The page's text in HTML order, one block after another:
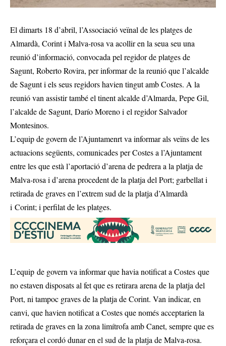
El dimarts 18 d’abril, l’Associació veïnal de les platges de
Almardà, Corint i Malva-rosa va acollir en la seua seu una
reunió d’informació, convocada pel regidor de platges de
Sagunt, Roberto Rovira, per informar de la reunió que l’alcalde
de Sagunt i els seus regidors havien tingut amb Costes. A la
reunió van assistir també el tinent alcalde d’Almarda, Pepe Gil,
l’alcalde de Sagunt, Darío Moreno i el regidor Salvador
Montesinos.
L’equip de govern de l’Ajuntamenrt va informar als veïns de les
actuacions següents, comunicades per Costes a l’Ajuntament
entre les que està l’aportació d’arena de pedrera a la platja de
Malva-rosa i d’arena procedent de la platja del Port; garbellat i
retirada de graves en l’extrem sud de la platja d’Almardà
i Corint; i perfilat de les platges.
L’equip de govern va informar que havia notificat a Costes que
no estaven disposats al fet que es retirara arena de la platja del
Port, ni tampoc graves de la platja de Corint. Van indicar, en
canvi, que havien notificat a Costes que només acceptarien la
retirada de graves en la zona limítrofa amb Canet, sempre que es
reforçara el cordó dunar en el sud de la platja de Malva-rosa.